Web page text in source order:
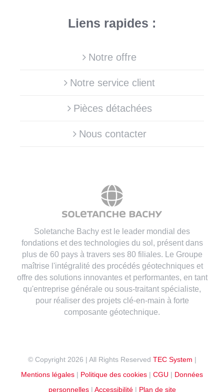
Liens rapides :
Notre offre
Notre service client
Pièces détachées
Nous contacter
Soletanche Bachy est le leader mondial des
fondations et des technologies du sol, présent dans
plus de 60 pays à travers ses 80 filiales. Le Groupe
maîtrise l'intégralité des procédés géotechniques et
offre des solutions innovantes et performantes, en tant
qu'entreprise générale ou sous-traitant spécialiste,
pour réaliser des projets clé-en-main à forte
composante géotechnique.
© Copyright 2026 | All Rights Reserved TEC System |
Mentions légales | Politique des cookies | CGU | Données
personnelles| Accessibilité| Plan de site